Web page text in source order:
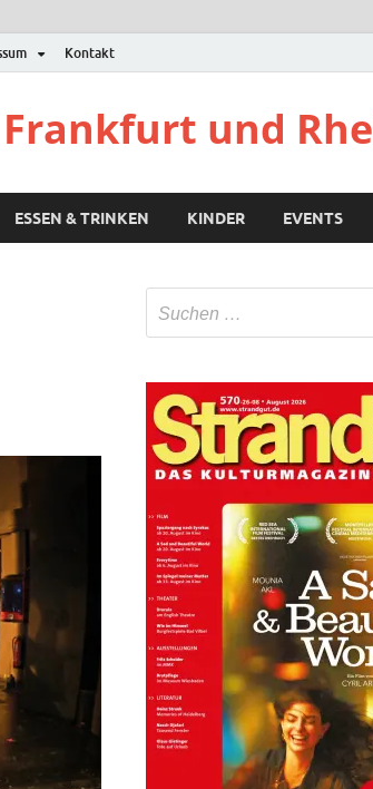
Kontakt
und
ESSEN & TRINKEN KINDER EVENTS